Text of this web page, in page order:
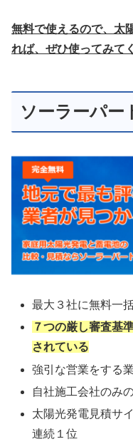
無料で使えるので、太
れば、ぜひ使ってみて
ソーラーパー
最大３社に無料一
７つの厳し審査基
されている
強引な営業をする
自社施工会社のみ
太陽光発電見積サ
連続１位